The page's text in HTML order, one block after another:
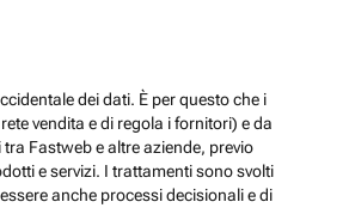
dei dati. È per questo che i
vendita e di regola i fornitori) e da
Fastweb e altre aziende, previo
e servizi. I trattamenti sono svolti
anche processi decisionali e di